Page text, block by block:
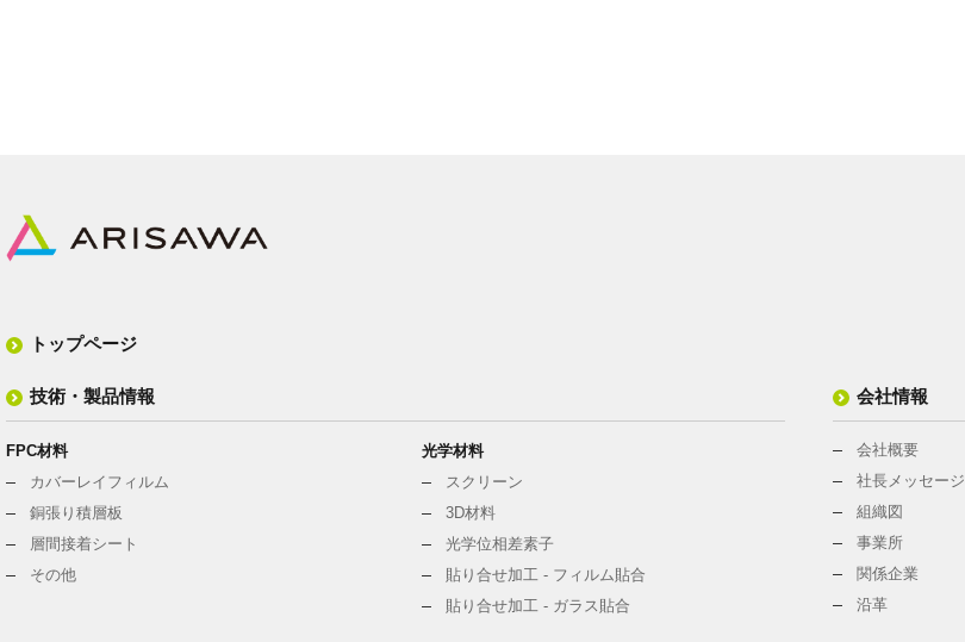
トップページ
技術・製品情報
FPC材料
カバーレイフィルム
銅張り積層板
層間接着シート
その他
光学材料
スクリーン
3D材料
光学位相差素子
貼り合せ加工 - フィルム貼合
貼り合せ加工 - ガラス貼合
会社情報
会社概要
社長メッセージ
組織図
事業所
関係企業
沿革